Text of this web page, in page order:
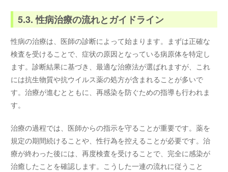
5.3. 性病治療の流れとガイドライン
性病の治療は、医師の診断によって始まります。まずは正確な
検査を受けることで、症状の原因となっている病原体を特定し
ます。診断結果に基づき、最適な治療法が選ばれますが、これ
には抗生物質や抗ウイルス薬の処方が含まれることが多いで
す。治療が進むとともに、再感染を防ぐための指導も行われま
す。
治療の過程では、医師からの指示を守ることが重要です。薬を
規定の期間続けることや、性行為を控えることが必要です。治
療が終わった後には、再度検査を受けることで、完全に感染が
治癒したことを確認します。こうした一連の流れに従うこと